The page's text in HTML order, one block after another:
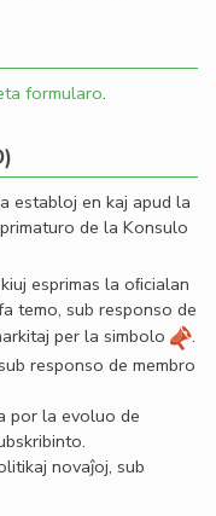
formularo.
establoj en kaj apud la
de la Konsulo
esprimas la oﬁcialan
temo, sub responso de
per la simbolo
.
responso de membro
por la evoluo de
novaĵoj, sub